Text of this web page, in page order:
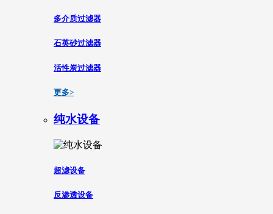
多介质过滤器
石英砂过滤器
活性炭过滤器
更多>
纯水设备
超滤设备
反渗透设备